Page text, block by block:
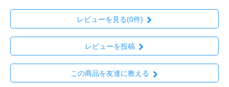
レビューを見る(0件)
レビューを投稿
この商品を友達に教える